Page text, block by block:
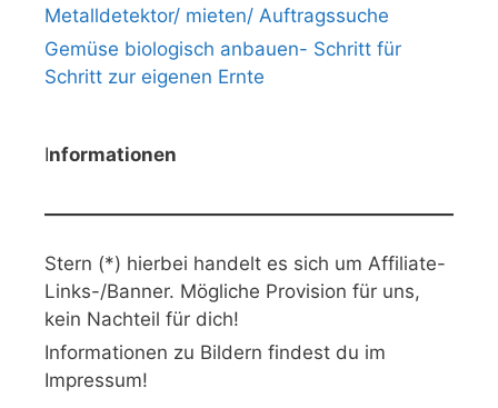
Metalldetektor/ mieten/ Auftragssuche
Gemüse biologisch anbauen- Schritt für
Schritt zur eigenen Ernte
Informationen
Stern (*) hierbei handelt es sich um Affiliate-
Links-/Banner. Mögliche Provision für uns,
kein Nachteil für dich!
Informationen zu Bildern findest du im
Impressum!